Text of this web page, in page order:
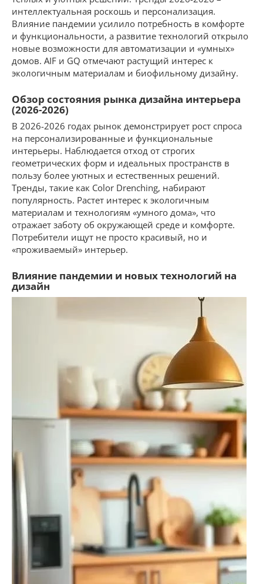
интеллектуальная роскошь и персонализация.
Влияние пандемии усилило потребность в комфорте
и функциональности, а развитие технологий открыло
новые возможности для автоматизации и «умных»
домов. AIF и GQ отмечают растущий интерес к
экологичным материалам и биофильному дизайну.
Обзор состояния рынка дизайна интерьера
(2026-2026)
В 2026-2026 годах рынок демонстрирует рост спроса
на персонализированные и функциональные
интерьеры. Наблюдается отход от строгих
геометрических форм и идеальных пространств в
пользу более уютных и естественных решений.
Тренды, такие как Color Drenching, набирают
популярность. Растет интерес к экологичным
материалам и технологиям «умного дома», что
отражает заботу об окружающей среде и комфорте.
Потребители ищут не просто красивый, но и
«проживаемый» интерьер.
Влияние пандемии и новых технологий на
дизайн